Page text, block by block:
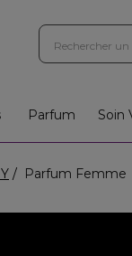
Parfum Soin
Parfum Femme